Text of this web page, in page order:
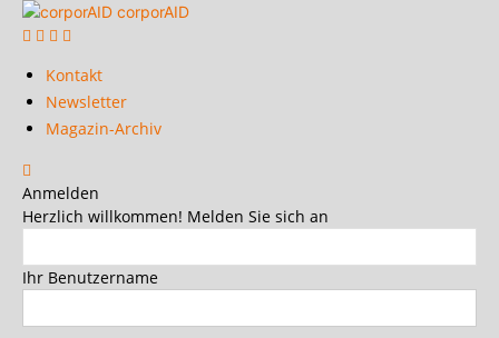
corporAID
Kontakt
Newsletter
Magazin-Archiv
Anmelden
Herzlich willkommen! Melden Sie sich an
Ihr Benutzername